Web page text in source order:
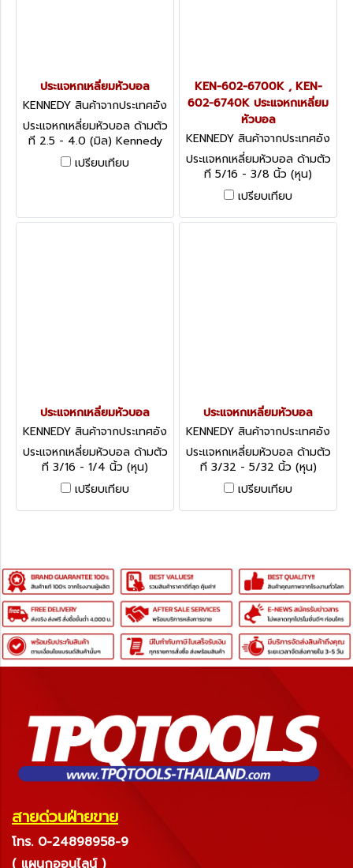
ประแจหกเหลี่ยมหัวบอล
KENNEDY สินค้าจากประเทศอัง
กฤษ KEN-602-6050K
ประแจหกเหลี่ยมหัวบอล ด้ามตัว
ที 2.5 - 4.0 (มิล) Kennedy
Hexagon T-Handle Ball
Drivers - Metric
เปรียบเทียบ
KEN-602-6700K , KEN-
602-6740K ประแจหกเหลี่ยม
หัวบอล
KENNEDY สินค้าจากประเทศอัง
กฤษ KEN-602-6700K
ประแจหกเหลี่ยมหัวบอล ด้ามตัว
ที 5/16 - 3/8 นิ้ว (หุน)
Kennedy Hexagon T-
Handle Ball Drivers - Inch
เปรียบเทียบ
ประแจหกเหลี่ยมหัวบอล
KENNEDY สินค้าจากประเทศอัง
กฤษ KEN-602-6620K
ประแจหกเหลี่ยมหัวบอล ด้ามตัว
ที 3/16 - 1/4 นิ้ว (หุน)
Kennedy Hexagon T-
Handle Ball Drivers - Inch
เปรียบเทียบ
ประแจหกเหลี่ยมหัวบอล
KENNEDY สินค้าจากประเทศอัง
กฤษ KEN-602-6560K
ประแจหกเหลี่ยมหัวบอล ด้ามตัว
ที 3/32 - 5/32 นิ้ว (หุน)
Kennedy Hexagon T-
Handle Ball Drivers - Inch
เปรียบเทียบ
สายด่วนฝ่ายขาย
โทร. 0-24898958-9
( แผนกออนไลน์ )